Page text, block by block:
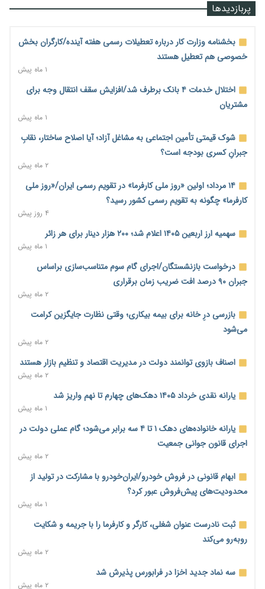
واگذاری
تجارت خارجی ایران در مسیر تسویه فرامرزی با رمزارز
یک سال پرچالش اینترنت/دولت چهاردهم از محدودیت به سمت
توسعه زیرساخت رفت
هشدار دیوان محاسبات درباره حساب‌های خارج از خزانه؛ ۱۲۴ حساب
ارزی در تیررس نظارت
۱ ساعت پیش
فرمول تازه مستمری در راه است؛ کارگران بازنده اصلاحات تأمین
۱ ساعت پیش
کنترل ترازنامه بانک‌ها؛ شمشیر دولبه مهار تورم و تأمین مالی تولید
۲ ساعت پیش
جنگ با تورم از بانک‌ها و بودجه آغاز می‌شود؛ نسخه انضباط آهنین
۲ ساعت پیش
عینک گران‌تر شد؛ ارز و عوارض گمرکی قدرت خرید مردم را نشانه
۲ ساعت پیش
اطمینان وزیر جهاد از تأمین کالاهای اساسی؛ «نگران نباشید»
۳ ساعت پیش
پیام‌رسان‌های ایرانی در مسیر ورود به بورس؛ عرضه اولیه یک
شرکت هوش مصنوعی در راه است
هشدار درباره کاهش عرضه مسکن اجاره‌ای؛ دولت واحدهای خود را
وارد بازار کند
رسانه تخصصی باید مطالبه‌گری، دقت و استقلال را سرلوحه کار خود
قرار دهد
احراز صلاحیت ۱۹۴۱ مدیر در شرکت‌های وزارت کار انجام نشده است؛
شایسته‌سالاری زیر فشار؟
پربازدیدها
بخشنامه وزارت کار درباره تعطیلات رسمی هفته آینده/کارگران بخش
خصوصی هم تعطیل هستند
۱ ماه پیش
اختلال خدمات ۴ بانک برطرف شد/افزایش سقف انتقال وجه برای
مشتریان
۱ ماه پیش
شوک قیمتی تأمین اجتماعی به مشاغل آزاد؛ آیا اصلاح ساختار، نقابِ
جبرانِ کسری بودجه است؟
۲ ماه پیش
۱۴ مرداد؛ اولین «روز ملی کارفرما» در تقویم رسمی ایران/«روز ملی
کارفرما» چگونه به تقویم رسمی کشور رسید؟
۴ روز پیش
سهمیه ارز اربعین ۱۴۰۵ اعلام شد؛ ۲۰۰ هزار دینار برای هر زائر
۱ ماه پیش
درخواست بازنشستگان/اجرای گام سوم متناسب‌سازی براساس
جبران ۹۰ درصد افت ضریب زمان برقراری
۲ ماه پیش
بازرسی درِ خانه برای بیمه بیکاری؛ وقتی نظارت جایگزین کرامت
می‌شود
۲ ماه پیش
اصناف بازوی توانمند دولت در مدیریت اقتصاد و تنظیم بازار هستند
۲ ماه پیش
یارانه نقدی خرداد ۱۴۰۵ دهک‌های چهارم تا نهم واریز شد
۱ ماه پیش
یارانه خانواده‌های دهک ۱ تا ۴ سه برابر می‌شود؛ گام عملی دولت در
اجرای قانون جوانی جمعیت
۲ ماه پیش
ابهام قانونی در فروش خودرو/ایران‌خودرو با مشارکت در تولید از
محدودیت‌های پیش‌فروش عبور کرد؟
۱ ماه پیش
ثبت نادرست عنوان شغلی، کارگر و کارفرما را با جریمه و شکایت
روبه‌رو می‌کند
۲ ماه پیش
سه نماد جدید اخزا در فرابورس پذیرش شد
۲ ماه پیش